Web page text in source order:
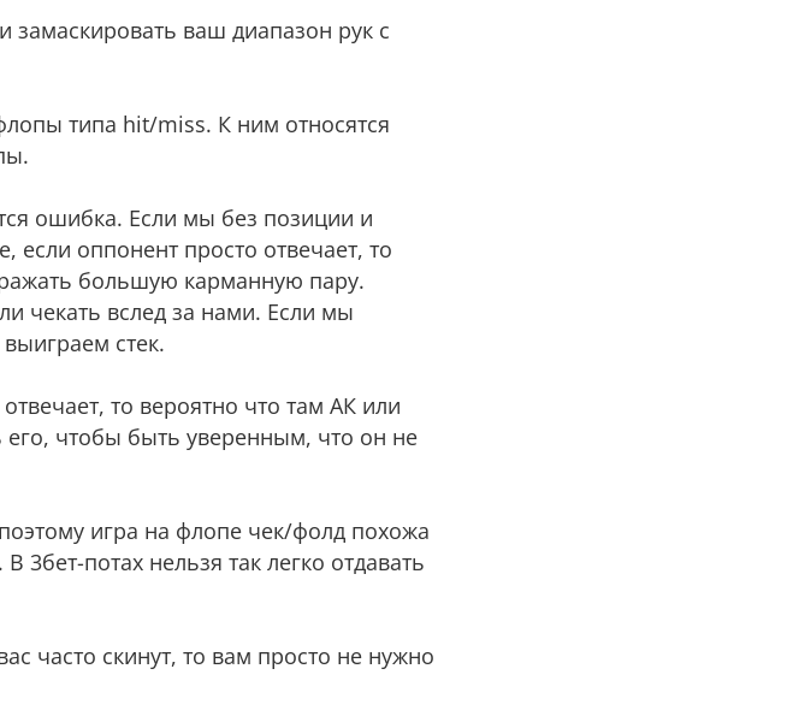
замаскировать ваш диапазон рук с
типа hit/miss. К ним относятся
ошибка. Если мы без позиции и
оппонент просто отвечает, то
большую карманную пару.
чекать вслед за нами. Если мы
стек.
то вероятно что там АК или
его, чтобы быть уверенным, что он не
игра на флопе чек/фолд похожа
потах нельзя так легко отдавать
часто скинут, то вам просто не нужно